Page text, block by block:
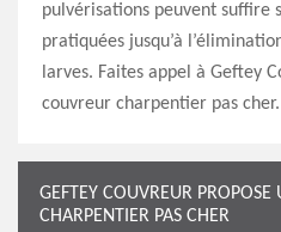
pulvérisations peuvent suffire
pratiquées jusqu’à
larves. Faites appel à Geftey
couvreur charpentier pas cher.
GEFTEY COUVREUR
CHARPENTIER PAS CHER